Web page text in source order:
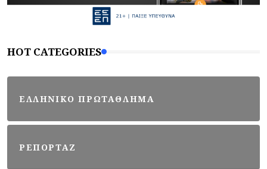
HOT CATEGORIES
ΕΛΛΗΝΙΚΟ ΠΡΩΤΑΘΛΗΜΑ
ΡΕΠΟΡΤΑΖ